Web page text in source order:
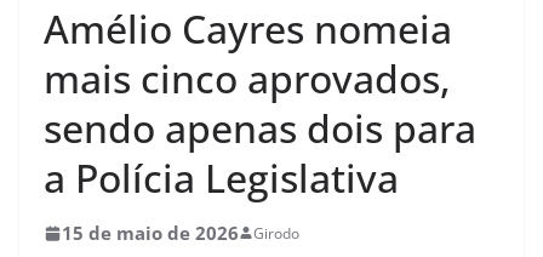
Amélio Cayres nomeia
mais cinco aprovados,
sendo apenas dois para
a Polícia Legislativa
15 de maio de 2026 Girodo